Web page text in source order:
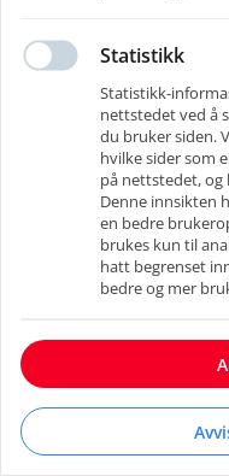
Neste
Gå til bedriftsportalen
Statistikk
Statistikk-
nettstedet ved å
du bruker siden.
hvilke sider som
på nettstedet, og
Denne innsikten
en bedre
brukes kun til
hatt begrenset
bedre og mer